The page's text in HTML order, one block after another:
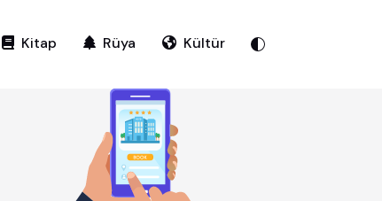
Kitap Rüya Kültür